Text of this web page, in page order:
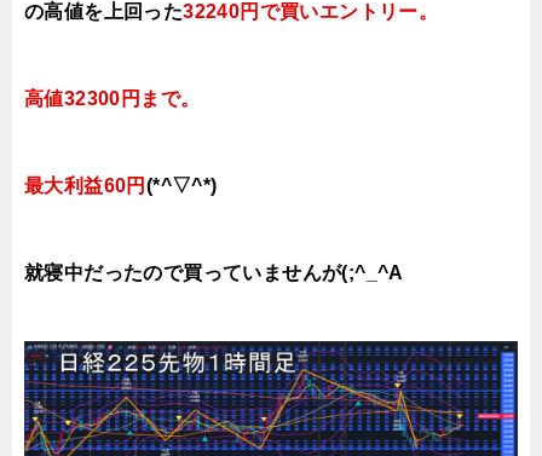
の高値を上回った32240円で買いエントリー。
高値32300円まで。
最大利益60円 (*^▽^*)
就寝中だったので買っていませんが(;^_^A